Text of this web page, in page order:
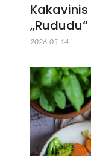
„Rududu“
2026-05-14